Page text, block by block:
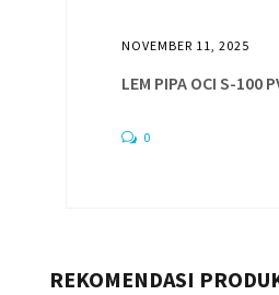
NOVEMBER 11, 2025
LEM PIPA OCI S-100
0
REKOMENDASI